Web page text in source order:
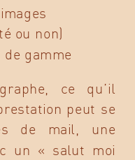
ou non)
gamme
ce qu’il
peut se
de mail, une
un « salut moi